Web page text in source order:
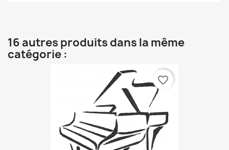
16 autres produits dans la même
catégorie :
favorite_border